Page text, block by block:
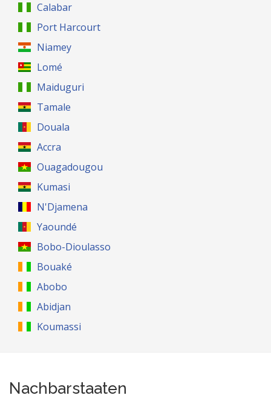
Calabar
Port Harcourt
Niamey
Lomé
Maiduguri
Tamale
Douala
Accra
Ouagadougou
Kumasi
N'Djamena
Yaoundé
Bobo-Dioulasso
Bouaké
Abobo
Abidjan
Koumassi
Nachbarstaaten